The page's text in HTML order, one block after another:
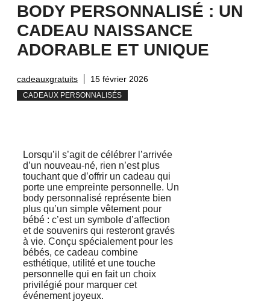
BODY PERSONNALISÉ : UN
CADEAU NAISSANCE
ADORABLE ET UNIQUE
cadeauxgratuits 15 février 2026
CADEAUX PERSONNALISÉS
Lorsqu’il s’agit de célébrer l’arrivée
d’un nouveau-né, rien n’est plus
touchant que d’offrir un cadeau qui
porte une empreinte personnelle. Un
body personnalisé représente bien
plus qu’un simple vêtement pour
bébé : c’est un symbole d’affection
et de souvenirs qui resteront gravés
à vie. Conçu spécialement pour les
bébés, ce cadeau combine
esthétique, utilité et une touche
personnelle qui en fait un choix
privilégié pour marquer cet
événement joyeux.